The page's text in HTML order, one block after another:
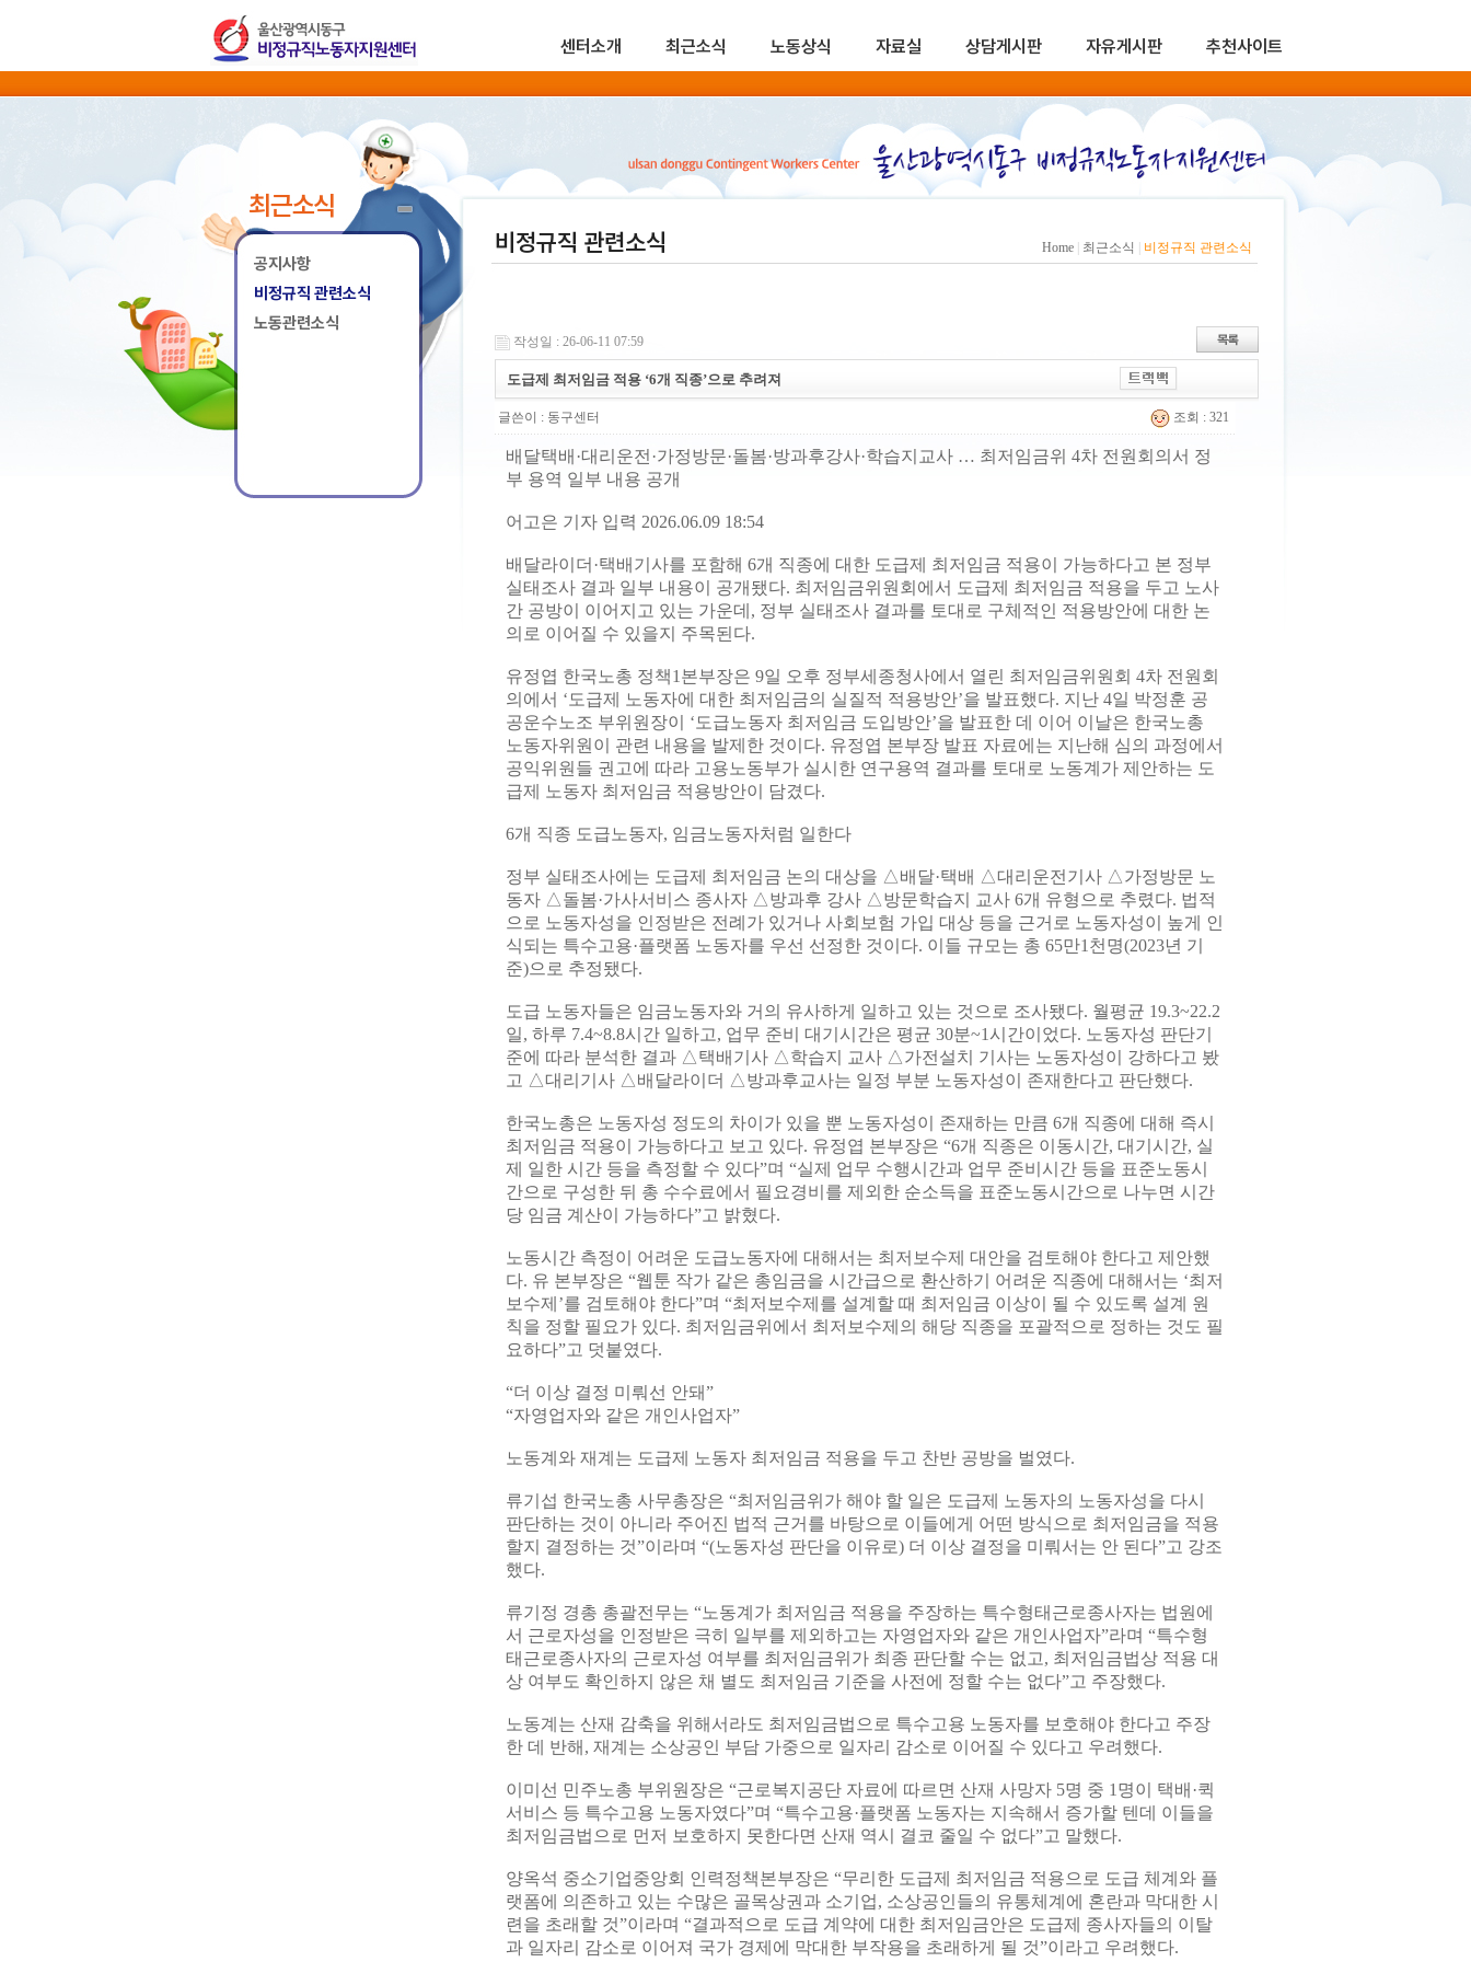
센터소개 최근소식 노동상식 자료실 상담게시판 자유게시판 추천사이트
최근소식
공지사항
비정규직 관련소식
노동관련소식
비정규직 관련소식 Home 최근소식 비정규직 관련소식
작성일 : 26-06-11 07:59
도급제 최저임금 적용 ‘6개 직종’으로 추려져
글쓴이 : 동구센터 조회 : 321
배달택배·대리운전·가정방문·돌봄·방과후강사·학습지교사 … 최저임금위 4차 전원회의서 정
부 용역 일부 내용 공개
어고은 기자 입력 2026.06.09 18:54
배달라이더·택배기사를 포함해 6개 직종에 대한 도급제 최저임금 적용이 가능하다고 본 정부
실태조사 결과 일부 내용이 공개됐다. 최저임금위원회에서 도급제 최저임금 적용을 두고 노사
간 공방이 이어지고 있는 가운데, 정부 실태조사 결과를 토대로 구체적인 적용방안에 대한 논
의로 이어질 수 있을지 주목된다.
유정엽 한국노총 정책1본부장은 9일 오후 정부세종청사에서 열린 최저임금위원회 4차 전원회
의에서 ‘도급제 노동자에 대한 최저임금의 실질적 적용방안’을 발표했다. 지난 4일 박정훈 공
공운수노조 부위원장이 ‘도급노동자 최저임금 도입방안’을 발표한 데 이어 이날은 한국노총
노동자위원이 관련 내용을 발제한 것이다. 유정엽 본부장 발표 자료에는 지난해 심의 과정에서
공익위원들 권고에 따라 고용노동부가 실시한 연구용역 결과를 토대로 노동계가 제안하는 도
급제 노동자 최저임금 적용방안이 담겼다.
6개 직종 도급노동자, 임금노동자처럼 일한다
정부 실태조사에는 도급제 최저임금 논의 대상을 △배달·택배 △대리운전기사 △가정방문 노
동자 △돌봄·가사서비스 종사자 △방과후 강사 △방문학습지 교사 6개 유형으로 추렸다. 법적
으로 노동자성을 인정받은 전례가 있거나 사회보험 가입 대상 등을 근거로 노동자성이 높게 인
식되는 특수고용·플랫폼 노동자를 우선 선정한 것이다. 이들 규모는 총 65만1천명(2023년 기
준)으로 추정됐다.
도급 노동자들은 임금노동자와 거의 유사하게 일하고 있는 것으로 조사됐다. 월평균 19.3~22.2
일, 하루 7.4~8.8시간 일하고, 업무 준비 대기시간은 평균 30분~1시간이었다. 노동자성 판단기
준에 따라 분석한 결과 △택배기사 △학습지 교사 △가전설치 기사는 노동자성이 강하다고 봤
고 △대리기사 △배달라이더 △방과후교사는 일정 부분 노동자성이 존재한다고 판단했다.
한국노총은 노동자성 정도의 차이가 있을 뿐 노동자성이 존재하는 만큼 6개 직종에 대해 즉시
최저임금 적용이 가능하다고 보고 있다. 유정엽 본부장은 “6개 직종은 이동시간, 대기시간, 실
제 일한 시간 등을 측정할 수 있다”며 “실제 업무 수행시간과 업무 준비시간 등을 표준노동시
간으로 구성한 뒤 총 수수료에서 필요경비를 제외한 순소득을 표준노동시간으로 나누면 시간
당 임금 계산이 가능하다”고 밝혔다.
노동시간 측정이 어려운 도급노동자에 대해서는 최저보수제 대안을 검토해야 한다고 제안했
다. 유 본부장은 “웹툰 작가 같은 총임금을 시간급으로 환산하기 어려운 직종에 대해서는 ‘최저
보수제’를 검토해야 한다”며 “최저보수제를 설계할 때 최저임금 이상이 될 수 있도록 설계 원
칙을 정할 필요가 있다. 최저임금위에서 최저보수제의 해당 직종을 포괄적으로 정하는 것도 필
요하다”고 덧붙였다.
“더 이상 결정 미뤄선 안돼”
“자영업자와 같은 개인사업자”
노동계와 재계는 도급제 노동자 최저임금 적용을 두고 찬반 공방을 벌였다.
류기섭 한국노총 사무총장은 “최저임금위가 해야 할 일은 도급제 노동자의 노동자성을 다시
판단하는 것이 아니라 주어진 법적 근거를 바탕으로 이들에게 어떤 방식으로 최저임금을 적용
할지 결정하는 것”이라며 “(노동자성 판단을 이유로) 더 이상 결정을 미뤄서는 안 된다”고 강조
했다.
류기정 경총 총괄전무는 “노동계가 최저임금 적용을 주장하는 특수형태근로종사자는 법원에
서 근로자성을 인정받은 극히 일부를 제외하고는 자영업자와 같은 개인사업자”라며 “특수형
태근로종사자의 근로자성 여부를 최저임금위가 최종 판단할 수는 없고, 최저임금법상 적용 대
상 여부도 확인하지 않은 채 별도 최저임금 기준을 사전에 정할 수는 없다”고 주장했다.
노동계는 산재 감축을 위해서라도 최저임금법으로 특수고용 노동자를 보호해야 한다고 주장
한 데 반해, 재계는 소상공인 부담 가중으로 일자리 감소로 이어질 수 있다고 우려했다.
이미선 민주노총 부위원장은 “근로복지공단 자료에 따르면 산재 사망자 5명 중 1명이 택배·퀵
서비스 등 특수고용 노동자였다”며 “특수고용·플랫폼 노동자는 지속해서 증가할 텐데 이들을
최저임금법으로 먼저 보호하지 못한다면 산재 역시 결코 줄일 수 없다”고 말했다.
양옥석 중소기업중앙회 인력정책본부장은 “무리한 도급제 최저임금 적용으로 도급 체계와 플
랫폼에 의존하고 있는 수많은 골목상권과 소기업, 소상공인들의 유통체계에 혼란과 막대한 시
련을 초래할 것”이라며 “결과적으로 도급 계약에 대한 최저임금안은 도급제 종사자들의 이탈
과 일자리 감소로 이어져 국가 경제에 막대한 부작용을 초래하게 될 것”이라고 우려했다.